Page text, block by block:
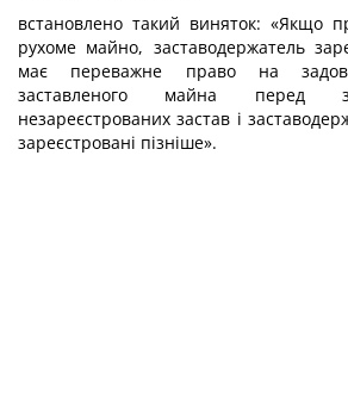
встановлено такий виняток: «Якщо
рухоме майно, заставодержатель
має переважне право на
заставленого майна перед
незареєстрованих застав і
зареєстровані пізніше».